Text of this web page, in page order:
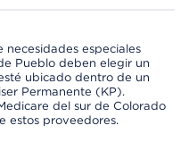
especiales
Pueblo deben elegir un
ubicado dentro de un
Permanente (KP).
del sur de Colorado
estos proveedores.